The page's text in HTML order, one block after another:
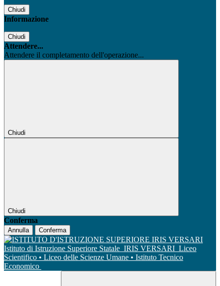
Chiudi
Informazione
Chiudi
Attendere...
Attendere il completamento dell'operazione...
Chiudi
Chiudi
Conferma
Annulla Conferma
Istituto di Istruzione Superiore Statale IRIS VERSARI Liceo
Scientifico • Liceo delle Scienze Umane • Istituto Tecnico
Economico